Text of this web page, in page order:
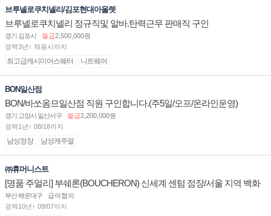
브루넬로쿠치넬리/김포현대아울렛
브루넬로쿠치넬리 정규직및 알바.탄력근무 판매직 구인
경기 김포시 월급2,500,000원
경력3년↑ 채용시까지
최고급캐시미어스웨터 니트웨어
BON일산점
BON/바쏘옴므일산점 직원 구인합니다.(주5일/오프/온라인운영)
경기 고양시 일산서구 월급2,200,000원
경력1년↑ 08/18까지
남성정장 남성캐주얼
㈜휴머니스트
[명품 주얼리] 부쉐론(BOUCHERON) 신세계 센텀 점장/서울 지역 백화
점 판매사원 채용
부산 해운대구
급여협의
경력10년↑ 09/07까지